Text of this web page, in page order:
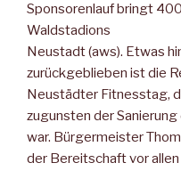
Sponsorenlauf bringt
Waldstadions
Neustadt (aws). Etwas
zurückgeblieben ist die
Neustädter Fitnesstag,
zugunsten der
war. Bürgermeister
der Bereitschaft vor